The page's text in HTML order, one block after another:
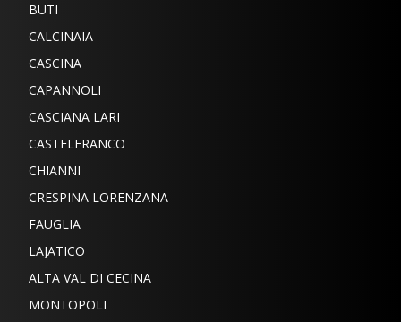
BUTI
CALCINAIA
CASCINA
CAPANNOLI
CASCIANA LARI
CASTELFRANCO
CHIANNI
CRESPINA LORENZANA
FAUGLIA
LAJATICO
ALTA VAL DI CECINA
MONTOPOLI